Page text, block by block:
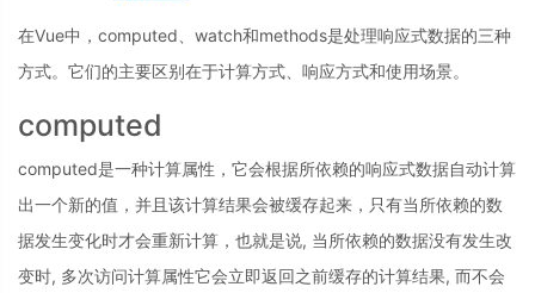
在Vue中，computed、watch和methods是处理响应式数据的三种
方式。它们的主要区别在于计算方式、响应方式和使用场景。
computed
computed是一种计算属性，它会根据所依赖的响应式数据自动计算
出一个新的值，并且该计算结果会被缓存起来，只有当所依赖的数
据发生变化时才会重新计算，也就是说, 当所依赖的数据没有发生改
变时, 多次访问计算属性它会立即返回之前缓存的计算结果, 而不会